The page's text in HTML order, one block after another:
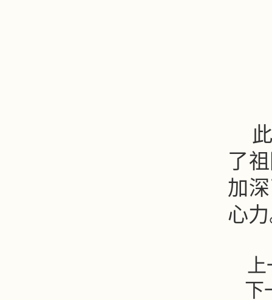
了
加
心
下